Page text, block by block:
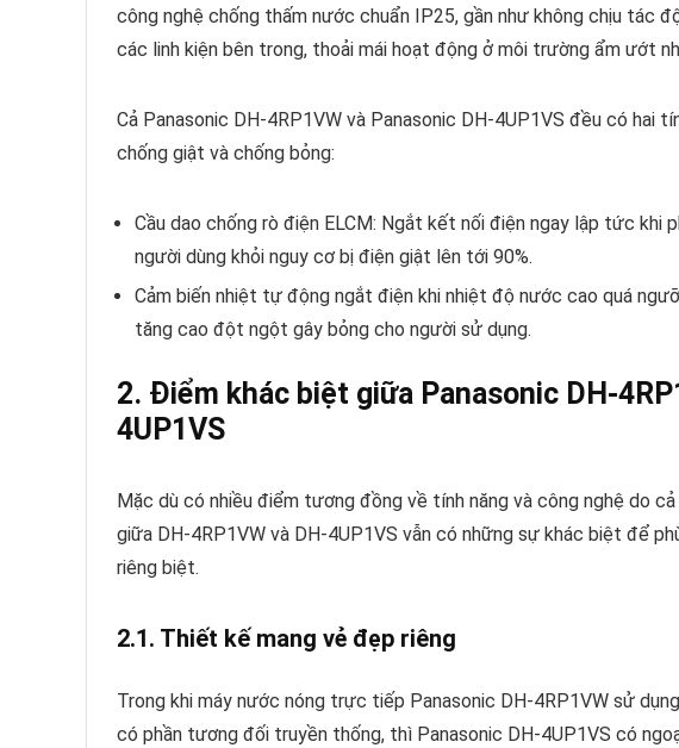
công nghệ chống thấm nước chuẩn IP25, gần như không chịu tác
các linh kiện bên trong, thoải mái hoạt động ở môi trường ẩm ướt
Cả Panasonic DH-4RP1VW và Panasonic DH-4UP1VS đều có hai
chống giật và chống bỏng:
Cầu dao chống rò điện ELCM: Ngắt kết nối điện ngay lập tức khi
người dùng khỏi nguy cơ bị điện giật lên tới 90%.
Cảm biến nhiệt tự động ngắt điện khi nhiệt độ nước cao quá
tăng cao đột ngột gây bỏng cho người sử dụng.
2. Điểm khác biệt giữa Panasonic DH-
4UP1VS
Mặc dù có nhiều điểm tương đồng về tính năng và công nghệ do
giữa DH-4RP1VW và DH-4UP1VS vẫn có những sự khác biệt để
riêng biệt.
2.1. Thiết kế mang vẻ đẹp riêng
Trong khi máy nước nóng trực tiếp Panasonic DH-4RP1VW sử
có phần tương đối truyền thống, thì Panasonic DH-4UP1VS có